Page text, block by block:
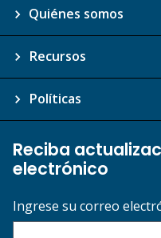
Quiénes somos
Recursos
Políticas
Reciba
electrónico
Ingrese su correo